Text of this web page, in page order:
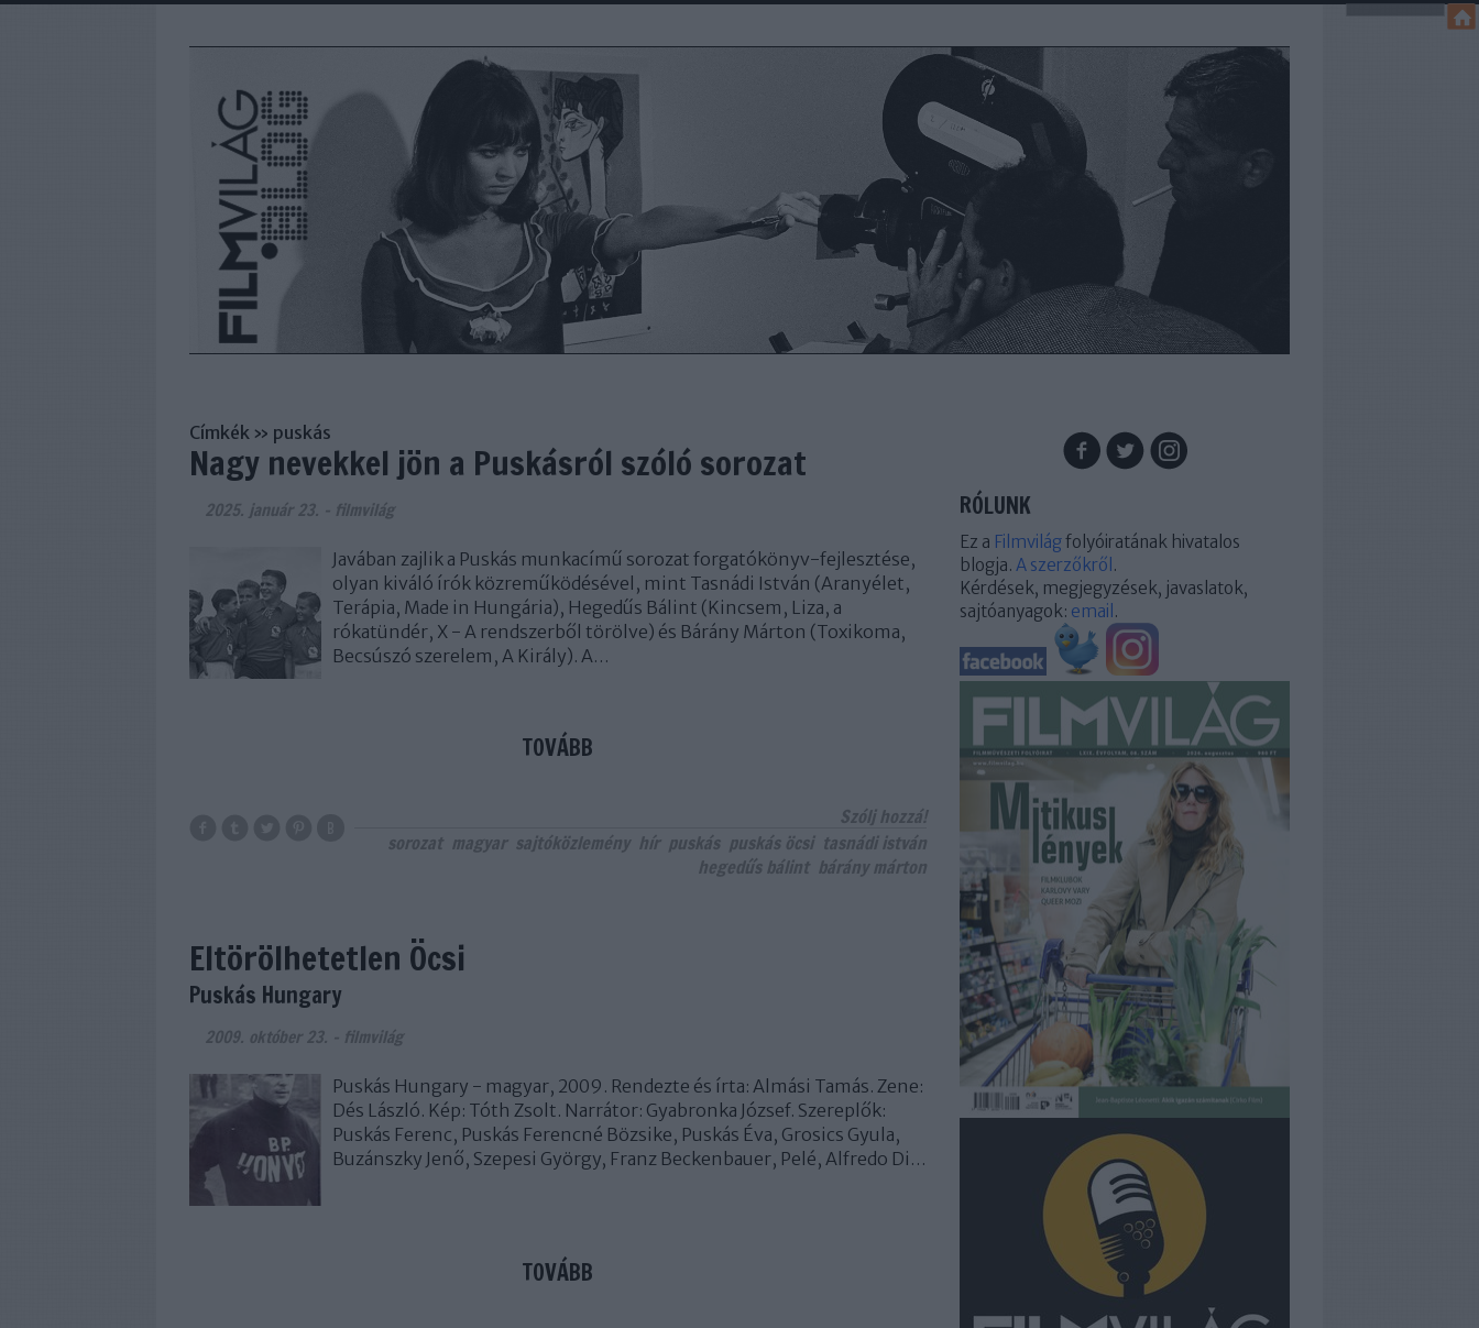
Címkék » puskás
Nagy nevekkel jön a Puskásról szóló sorozat
2025. január 23. - filmvilág
Javában zajlik a Puskás munkacímű sorozat forgatókönyv-fejlesztése,
olyan kiváló írók közreműködésével, mint Tasnádi István (Aranyélet,
Terápia, Made in Hungária), Hegedűs Bálint (Kincsem, Liza, a
rókatündér, X - A rendszerből törölve) és Bárány Márton (Toxikoma,
Becsúszó szerelem, A Király). A…
TOVÁBB
Szólj hozzá!
sorozat magyar sajtóközlemény hír puskás puskás öcsi tasnádi istván
hegedűs bálint bárány márton
Eltörölhetetlen Öcsi
Puskás Hungary
2009. október 23. - filmvilág
Puskás Hungary - magyar, 2009. Rendezte és írta: Almási Tamás. Zene:
Dés László. Kép: Tóth Zsolt. Narrátor: Gyabronka József. Szereplők:
Puskás Ferenc, Puskás Ferencné Bözsike, Puskás Éva, Grosics Gyula,
Buzánszky Jenő, Szepesi György, Franz Beckenbauer, Pelé, Alfredo Di…
TOVÁBB
RÓLUNK
Ez a Filmvilágfolyóiratának hivatalos
blogja. A szerzőkről .
Kérdések, megjegyzések, javaslatok,
sajtóanyagok: email .